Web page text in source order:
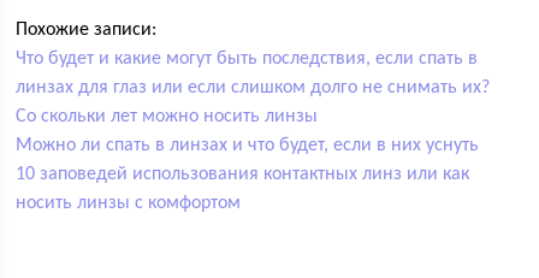
Похожие записи:
Что будет и какие могут быть последствия, если спать в
линзах для глаз или если слишком долго не снимать их?
Со скольки лет можно носить линзы
Можно ли спать в линзах и что будет, если в них уснуть
10 заповедей использования контактных линз или как
носить линзы с комфортом